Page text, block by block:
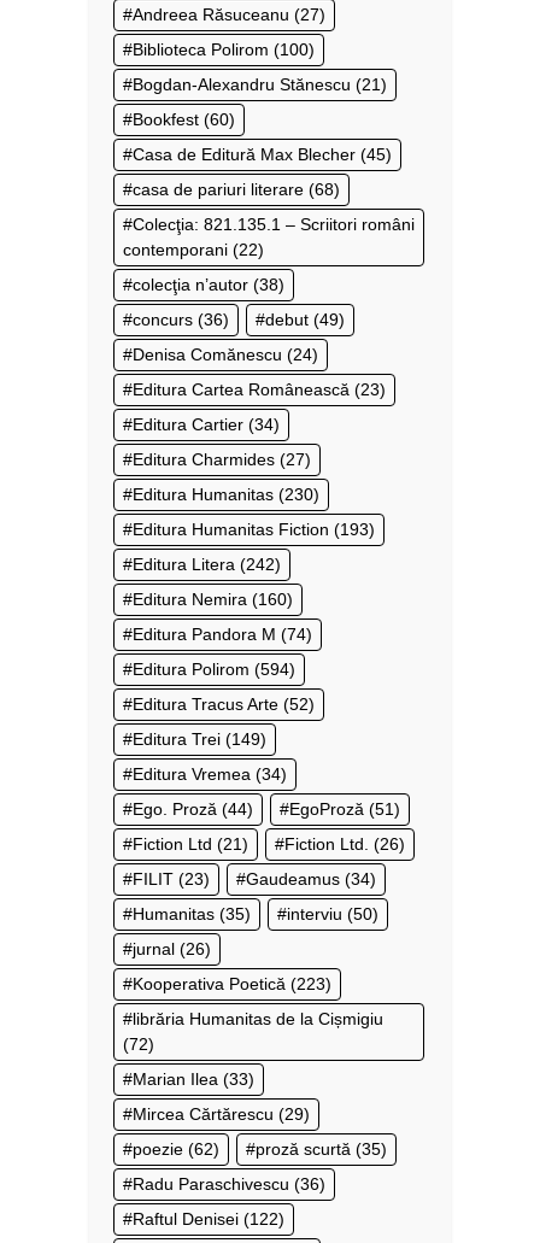
Andreea Răsuceanu (27)
Biblioteca Polirom (100)
Bogdan-Alexandru Stănescu (21)
Bookfest (60)
Casa de Editură Max Blecher (45)
casa de pariuri literare (68)
Colecţia: 821.135.1 – Scriitori români
contemporani (22)
colecţia n’autor (38)
concurs (36) debut (49)
Denisa Comănescu (24)
Editura Cartea Românească (23)
Editura Cartier (34)
Editura Charmides (27)
Editura Humanitas (230)
Editura Humanitas Fiction (193)
Editura Litera (242)
Editura Nemira (160)
Editura Pandora M (74)
Editura Polirom (594)
Editura Tracus Arte (52)
Editura Trei (149)
Editura Vremea (34)
Ego. Proză (44) EgoProză (51)
Fiction Ltd (21) Fiction Ltd. (26)
FILIT (23) Gaudeamus (34)
Humanitas (35) interviu (50)
jurnal (26)
Kooperativa Poetică (223)
librăria Humanitas de la Cișmigiu
(72)
Marian Ilea (33)
Mircea Cărtărescu (29)
poezie (62) proză scurtă (35)
Radu Paraschivescu (36)
Raftul Denisei (122)